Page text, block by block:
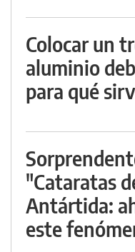
Colocar un
aluminio
para qué
"Cataratas
Antártida:
este